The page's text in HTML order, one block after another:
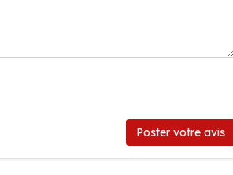
Poster votre avis